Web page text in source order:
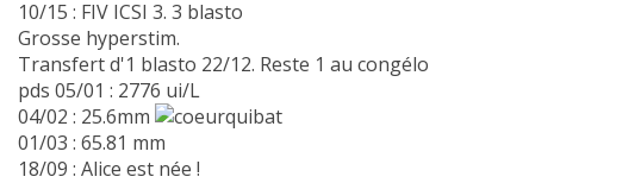
10/15 : FIV ICSI 3. 3 blasto
Grosse hyperstim.
Transfert d'1 blasto 22/12. Reste 1 au congélo
pds 05/01 : 2776 ui/L
04/02 : 25.6mm
01/03 : 65.81 mm
18/09 : Alice est née !